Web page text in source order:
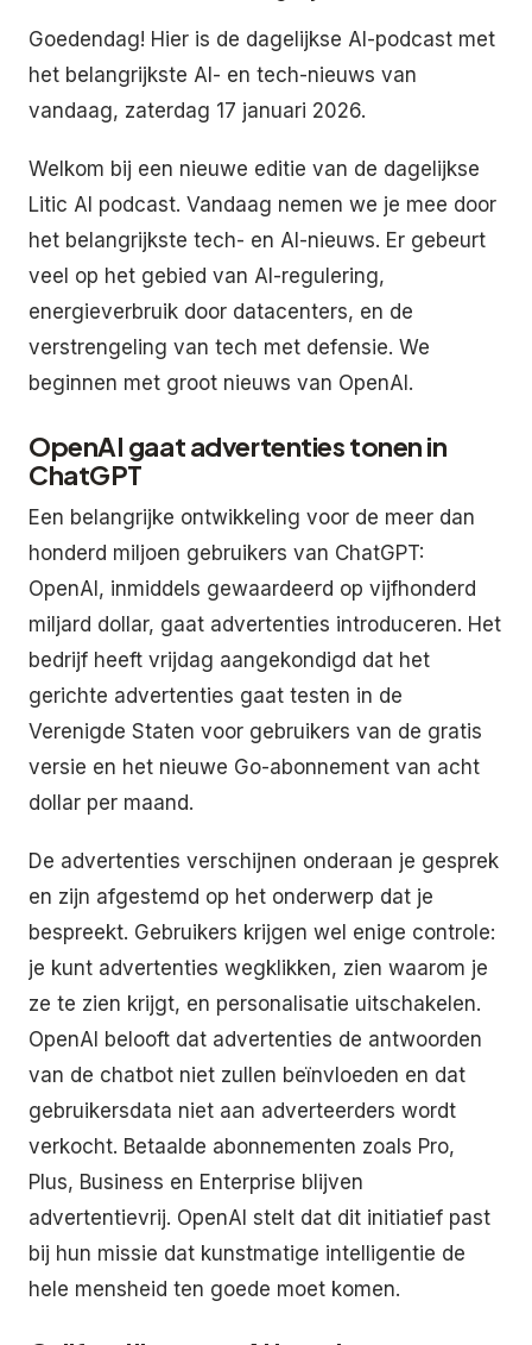
Goedendag! Hier is de dagelijkse AI-podcast met
het belangrijkste AI- en tech-nieuws van
vandaag, zaterdag 17 januari 2026.
Welkom bij een nieuwe editie van de dagelijkse
Litic AI podcast. Vandaag nemen we je mee door
het belangrijkste tech- en AI-nieuws. Er gebeurt
veel op het gebied van AI-regulering,
energieverbruik door datacenters, en de
verstrengeling van tech met defensie. We
beginnen met groot nieuws van OpenAI.
OpenAI gaat advertenties tonen in
ChatGPT
Een belangrijke ontwikkeling voor de meer dan
honderd miljoen gebruikers van ChatGPT:
OpenAI, inmiddels gewaardeerd op vijfhonderd
miljard dollar, gaat advertenties introduceren. Het
bedrijf heeft vrijdag aangekondigd dat het
gerichte advertenties gaat testen in de
Verenigde Staten voor gebruikers van de gratis
versie en het nieuwe Go-abonnement van acht
dollar per maand.
De advertenties verschijnen onderaan je gesprek
en zijn afgestemd op het onderwerp dat je
bespreekt. Gebruikers krijgen wel enige controle:
je kunt advertenties wegklikken, zien waarom je
ze te zien krijgt, en personalisatie uitschakelen.
OpenAI belooft dat advertenties de antwoorden
van de chatbot niet zullen beïnvloeden en dat
gebruikersdata niet aan adverteerders wordt
verkocht. Betaalde abonnementen zoals Pro,
Plus, Business en Enterprise blijven
advertentievrij. OpenAI stelt dat dit initiatief past
bij hun missie dat kunstmatige intelligentie de
hele mensheid ten goede moet komen.